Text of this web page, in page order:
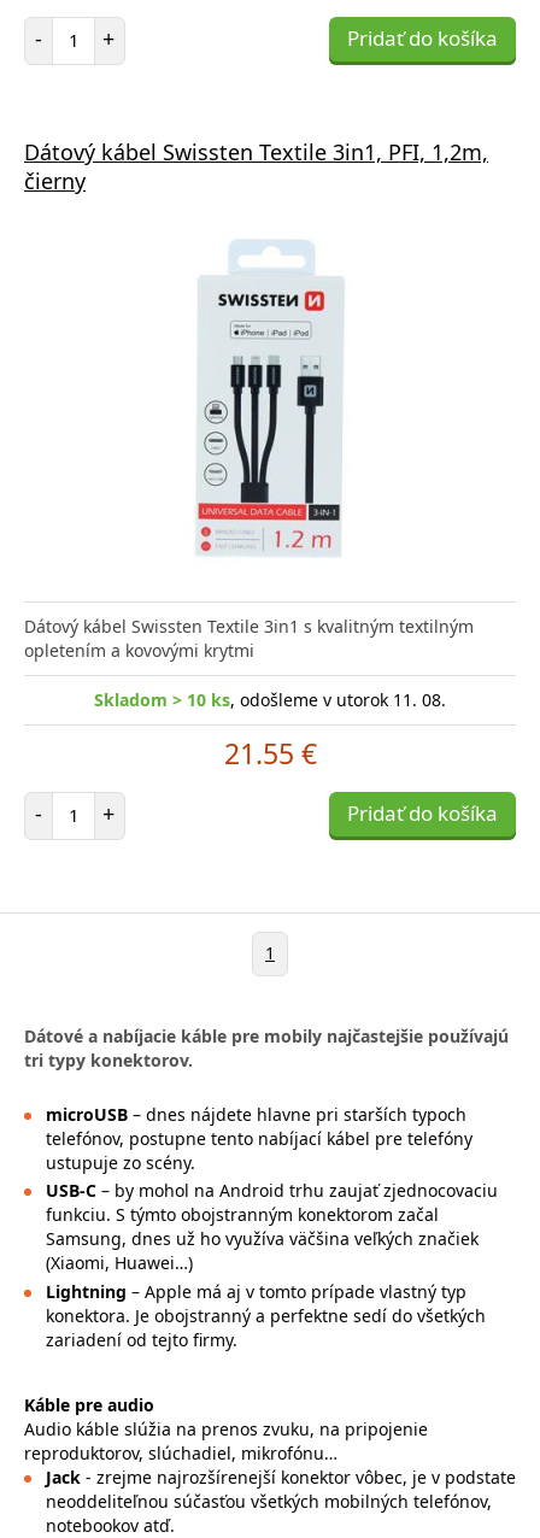
- Počet položiek
+ Pridať do košíka
Dátový kábel Swissten Textile 3in1, PFI, 1,2m,
čierny
Dátový kábel Swissten Textile 3in1 s kvalitným textilným
opletením a kovovými krytmi
Skladom > 10 ks, odošleme v utorok 11. 08.
21.55 €
- Počet položiek
+ Pridať do košíka
1
Dátové a nabíjacie káble pre mobily najčastejšie používajú
tri typy konektorov.
microUSB – dnes nájdete hlavne pri starších typoch
telefónov, postupne tento nabíjací kábel pre telefóny
ustupuje zo scény.
USB-C – by mohol na Android trhu zaujať zjednocovaciu
funkciu. S týmto obojstranným konektorom začal
Samsung, dnes už ho využíva väčšina veľkých značiek
(Xiaomi, Huawei…)
Lightning – Apple má aj v tomto prípade vlastný typ
konektora. Je obojstranný a perfektne sedí do všetkých
zariadení od tejto firmy.
Káble pre audio
Audio káble slúžia na prenos zvuku, na pripojenie
reproduktorov, slúchadiel, mikrofónu…
Jack - zrejme najrozšírenejší konektor vôbec, je v podstate
neoddeliteľnou súčasťou všetkých mobilných telefónov,
notebookov atď.